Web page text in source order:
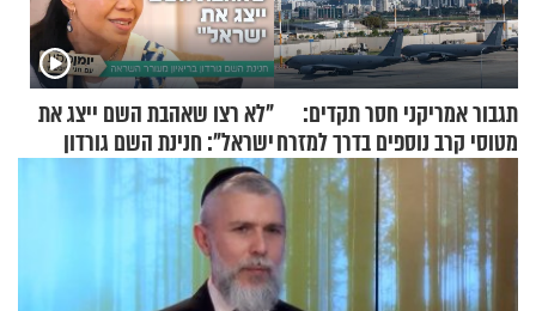
תגבור אמריקני חסר תקדים:
מטוסי קרב נוספים בדרך למזרח
התיכון
"לא רצו שאהבת השם ייצג את
ישראל": חנינת השם גורדון
בריאיון מעורר השראה